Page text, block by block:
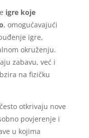
igre koje
, omogućavajući
igre,
okruženju.
zabavu, već i
na fizičku
otkrivaju nove
povjerenje i
u kojima